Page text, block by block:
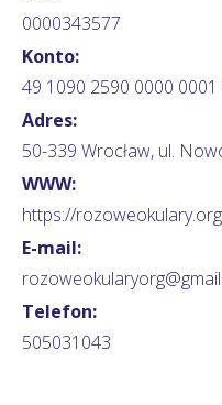
0000343577
Konto:
49 1090 2590 0000
Adres:
50-339 Wrocław, ul.
WWW:
https://
E-mail:
Telefon:
505031043